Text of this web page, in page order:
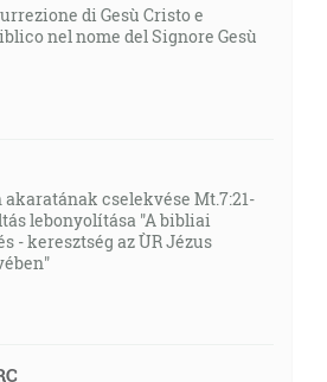
di Gesù Cristo e
nel nome del Signore Gesù
akaratának cselekvése Mt.7:21-
lebonyolítása "A bibliai
- keresztség az ÙR Jézus